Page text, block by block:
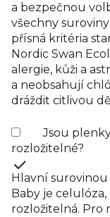
a bezpečnou
všechny
přísná kritéria
Nordic Swan
alergie, kůži a
a neobsahují
dráždit citlivou
Jsou
rozložitelné?
Hlavní
Baby je
rozložitelná. Pro